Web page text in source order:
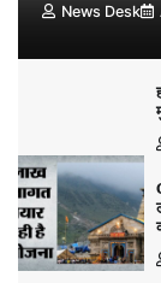
News Desk